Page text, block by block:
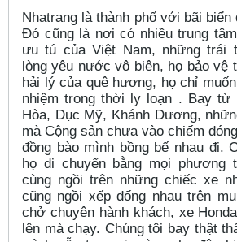
Nhatrang là thành phố với bãi
Đó cũng là nơi có nhiều trung
ưu tú của Việt Nam, những trái
lòng yêu nước vô biên, họ bảo vệ
hải lý của quê hương, họ chỉ
nhiệm trong thời ly loạn . Bay từ
Hòa, Dục Mỹ, Khánh Dương,
mà Cộng sản chưa vào chiếm
đồng bào mình bồng bế nhau đi.
họ di chuyển bằng mọi phương
cùng ngồi trên những chiếc xe
cũng ngồi xếp đống nhau trên
chở chuyên hành khách, xe
lên mà chạy. Chúng tôi bay thật